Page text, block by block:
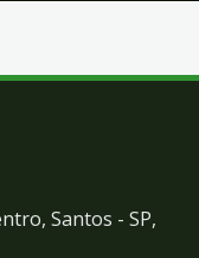
Santos - SP,